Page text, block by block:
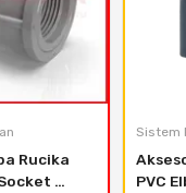
Rucika
Sistem
PVC